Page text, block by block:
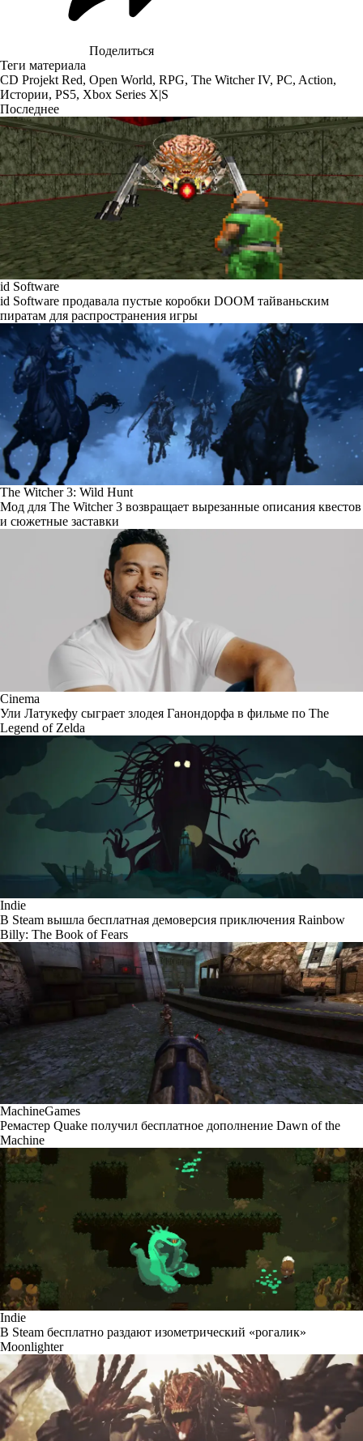
Поделиться
Теги материала
CD Projekt Red, Open World, RPG, The Witcher IV, PC, Action,
Истории, PS5, Xbox Series X|S
Последнее
id Software
id Software продавала пустые коробки DOOM тайваньским
пиратам для распространения игры
The Witcher 3: Wild Hunt
Мод для The Witcher 3 возвращает вырезанные описания квестов
и сюжетные заставки
Cinema
Ули Латукефу сыграет злодея Ганондорфа в фильме по The
Legend of Zelda
Indie
В Steam вышла бесплатная демоверсия приключения Rainbow
Billy: The Book of Fears
MachineGames
Ремастер Quake получил бесплатное дополнение Dawn of the
Machine
Indie
В Steam бесплатно раздают изометрический «рогалик»
Moonlighter